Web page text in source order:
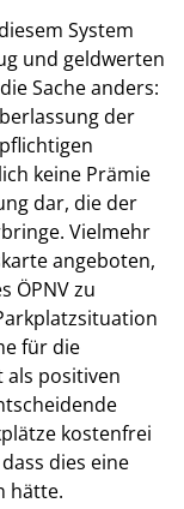
System
und geldwerten
Sache anders:
der
keine Prämie
dar, die der
Vielmehr
angeboten,
ÖPNV zu
für die
als positiven
kostenfrei
dies eine
hätte.